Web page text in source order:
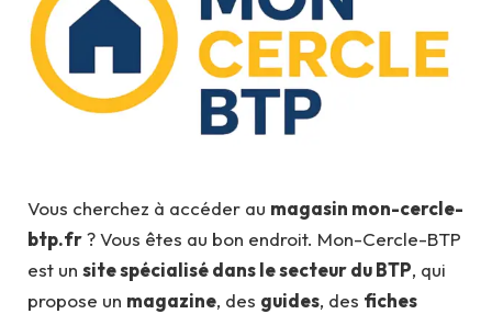
Vous cherchez à accéder au magasin mon-cercle-
btp.fr? Vous êtes au bon endroit. Mon-Cercle-BTP
est un site spécialisé dans le secteur du BTP, qui
propose un magazine, des guides, des fiches